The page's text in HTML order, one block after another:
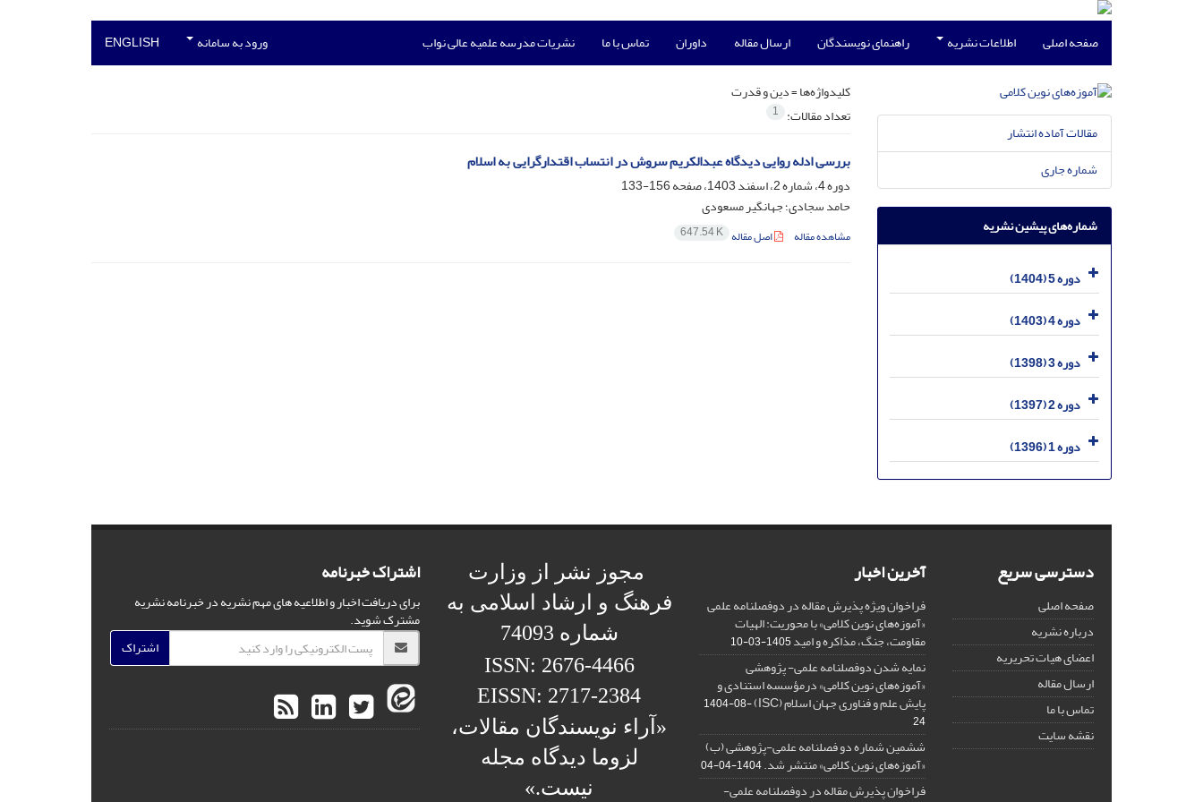
صفحه اصلی اطلاعات نشریه راهنمای نویسندگان ارسال مقاله داوران تماس با ما نشریات مدرسه علمیه عالی نواب ورود به سامانه ENGLISH
کلیدواژه‌ها =دین و قدرت
تعداد مقالات: 1
بررسی ادله روایی دیدگاه عبدالکریم سروش در انتساب اقتدارگرایی به اسلام
دوره 4، شماره 2، اسفند 1403، صفحه
156-133
حامد سجادی؛ جهانگیر مسعودی
مشاهده مقاله اصل مقاله 647.54 K
مقالات آماده انتشار
شماره جاری
شماره‌های پیشین نشریه
دوره 5 (1404)
دوره 4 (1403)
دوره 3 (1398)
دوره 2 (1397)
دوره 1 (1396)
دسترسی سریع
صفحه اصلی
درباره نشریه
اعضای هیات تحریریه
ارسال مقاله
تماس با ما
نقشه سایت
آخرین اخبار
فراخوان ویژه پذیرش مقاله در دوفصلنامه علمی
«آموزه‌های نوین کلامی» با محوریت: الهیات
مقاومت، جنگ، مذاکره و امید1405-03-10
نمایه شدن دوفصلنامه علمی- پژوهشی
«آموزه‌های نوین کلامی» درمؤسسه استنادی و
پایش علم و فناوری جهان اسلام (ISC)
1404-08-
24
ششمین شماره دو فصلنامه علمی-پژوهشی (ب)
«آموزه‌های نوین کلامی» منتشر شد.1404-04-04
فراخوان پذیرش مقاله در دوفصلنامه علمی-
مجوز نشر از وزارت
فرهنگ و ارشاد اسلامی به
شماره 74093
ISSN: 2676-4466
EISSN: 2717-2384
«آراء نویسندگان مقالات،
لزوما دیدگاه مجله
نیست.»
اشتراک خبرنامه
برای دریافت اخبار و اطلاعیه های مهم نشریه در خبرنامه نشریه
مشترک شوید.
اشتراک